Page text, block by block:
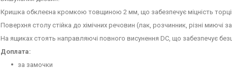
Кришка обклеєна кромкою товщиною 2 мм, що забезпечує міцність
Поверхня столу стійка до хімічних речовин (лак, розчинник, різні миючі
На ящиках стоять направляючі повного висунення DC, що забезпечує
Доплата:
за замочки